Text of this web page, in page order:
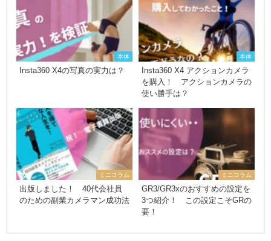
本体
Insta360 X4の写真の実力は？
本体
Insta360 X4 アクションカメラ
を購入！ アクションカメラの
使い勝手は？
ミニコラム
出版しました！ 40代会社員
のための副業カメラマン成功法
ミニコラム
GR3/GR3xのおすすめの設定を
3つ紹介！ この設定こそGRの
要！